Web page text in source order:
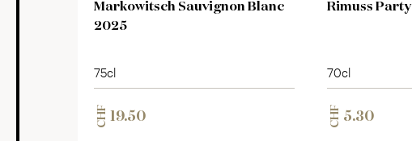
Markowitsch Sauvignon Blanc
2025
75cl
CHF 19.50
Rimuss Party
70cl
CHF 5.30